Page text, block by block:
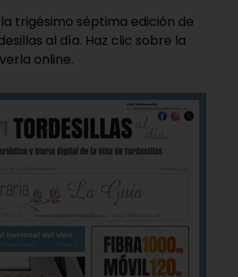
trigésimo séptima edición de
al día. Haz clic sobre la
online.